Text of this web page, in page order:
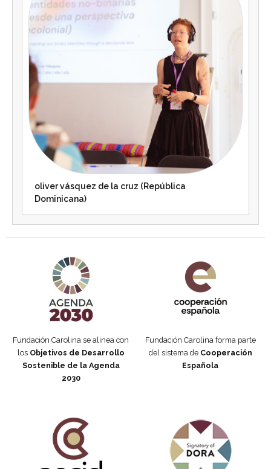
oliver vásquez de la cruz (República
Dominicana)
Fundación Carolina se alinea con
los Objetivos de Desarrollo
Sostenible de la Agenda
2030
Fundación Carolina forma parte
del sistema de Cooperación
Española